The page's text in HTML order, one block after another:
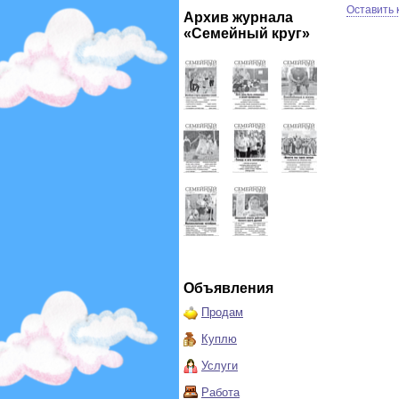
Архив журнала
«Семейный круг»
Объявления
Продам
Куплю
Услуги
Работа
Оставить